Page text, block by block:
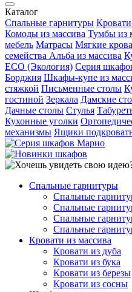
Каталог
Спальные гарнитуры
Комоды из массива Тумбы из
мебель Матрасы Мягкие
семейства Альба из массива
ECO (Экология) Серия
Борджия Шкафы-купе из
стяжкой Письменные столы
гостиной Зеркала Дамские
Дачные столы Стулья
Кухонные уголки
механизмы Ящики
Спальные гарнитуры
Спальные
Спальные
Спальные
Спальные
Кровати из массива
Кровати из дуба
Кровати из бука
Кровати из березы
Кровати из сосны